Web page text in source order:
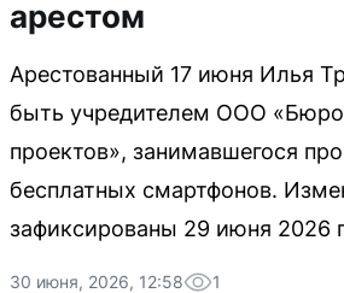
арестом
Арестованный 17 июня Илья
быть учредителем ООО
проектов», занимавшегося
бесплатных смартфонов.
зафиксированы 29 июня 2026
30 июня, 2026, 12:58 1